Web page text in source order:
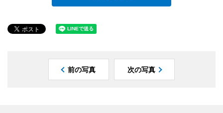
前の写真 次の写真